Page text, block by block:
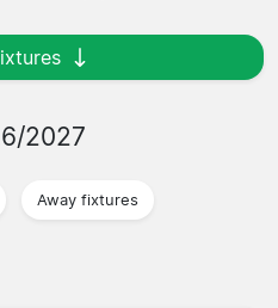
2027
Away fixtures